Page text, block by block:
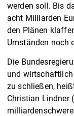
werden soll. Bis
acht Milliarden
den Plänen
Umständen noch
Die
und wirtschaftlich
zu schließen,
Christian Lindner